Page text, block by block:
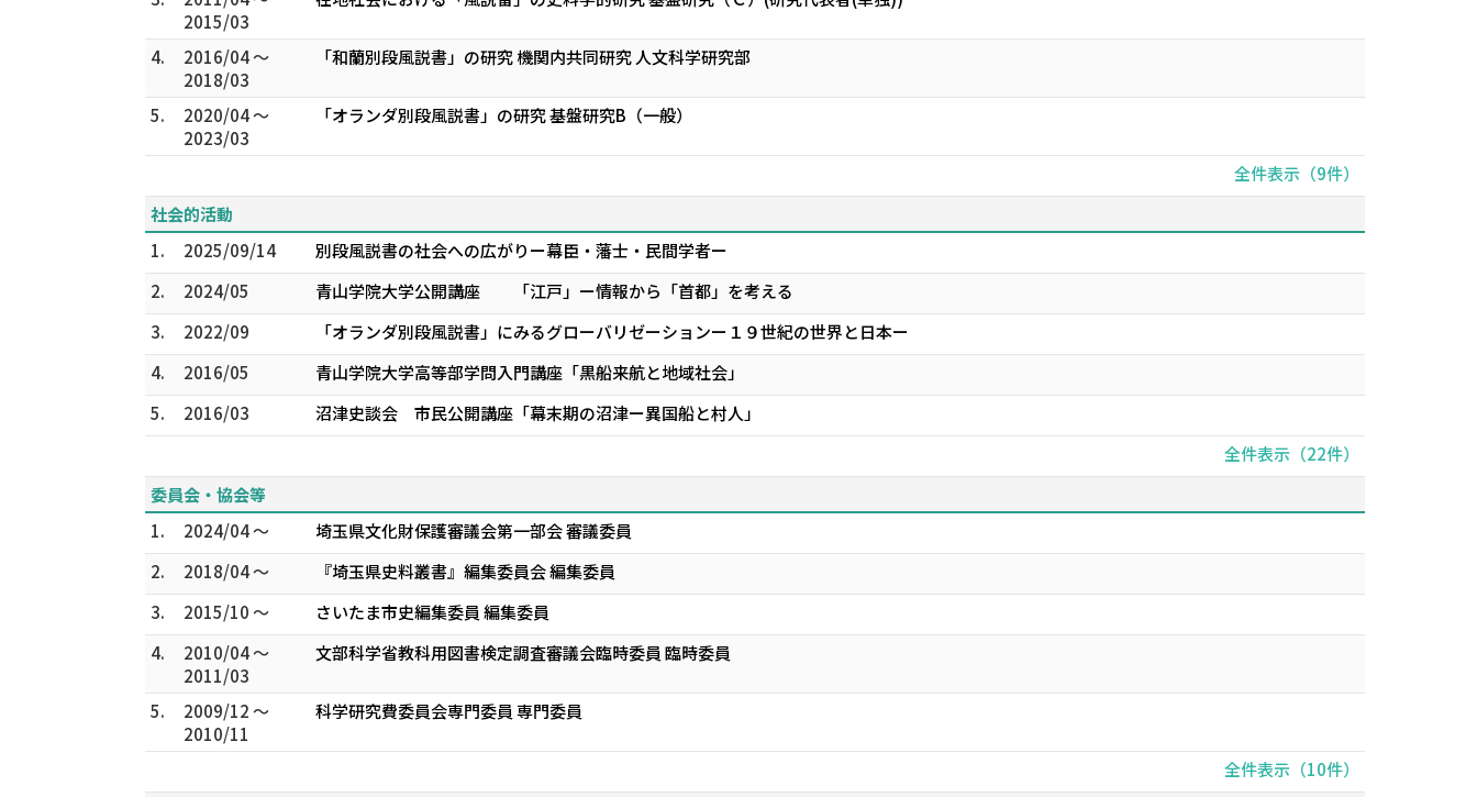
2015/03
4.
2016/04 ～
2018/03
「和蘭別段風説書」の研究 機関内共同研究 人文科学研究部
5.
2020/04 ～
2023/03
「オランダ別段風説書」の研究 基盤研究B（一般）
全件表示（9件）
社会的活動
1.
2025/09/14
別段風説書の社会への広がりー幕臣・藩士・民間学者ー
2.
2024/05
青山学院大学公開講座 「江戸」ー情報から「首都」を考える
3.
2022/09
「オランダ別段風説書」にみるグローバリゼーションー１９世紀の世界と日本ー
4.
2016/05
青山学院大学高等部学問入門講座「黒船来航と地域社会」
5.
2016/03
沼津史談会 市民公開講座「幕末期の沼津ー異国船と村人」
全件表示（22件）
委員会・協会等
1.
2024/04 ～
埼玉県文化財保護審議会第一部会 審議委員
2.
2018/04 ～
『埼玉県史料叢書』編集委員会 編集委員
3.
2015/10 ～
さいたま市史編集委員 編集委員
4.
2010/04 ～
2011/03
文部科学省教科用図書検定調査審議会臨時委員 臨時委員
5.
2009/12 ～
2010/11
科学研究費委員会専門委員 専門委員
全件表示（10件）